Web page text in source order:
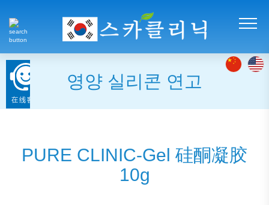
영양 실리콘 연고
PURE CLINIC-Gel 硅酮凝胶
10g